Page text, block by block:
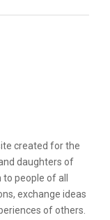
created for the
daughters of
people of all
exchange ideas
of others.